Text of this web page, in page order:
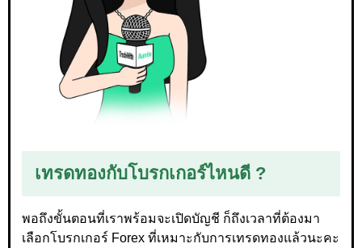
เทรดทองกับโบรกเกอร์ไหนดี ?
พอถึงขั้นตอนที่เราพร้อมจะเปิดบัญชี ก็ถึงเวลาที่ต้องมา
เลือกโบรกเกอร์ Forex ที่เหมาะกับการเทรดทองแล้วนะคะ